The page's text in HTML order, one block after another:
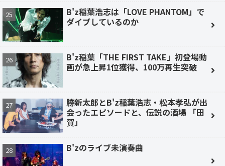
B'z稲葉浩志は「LOVE PHANTOM」で
ダイブしているのか
B'z稲葉「THE FIRST TAKE」初登場動
画が急上昇1位獲得、100万再生突破
勝新太郎とB'z稲葉浩志・松本孝弘が出
会ったエピソードと、伝説の酒場 「田
賀」
B'zのライブ未演奏曲